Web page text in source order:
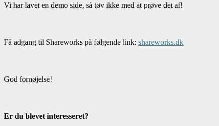
Vi har lavet en demo side, så tøv ikke med at prøve det af!
Få adgang til Shareworks på følgende link: shareworks.dk
God fornøjelse!
Er du blevet interesseret?